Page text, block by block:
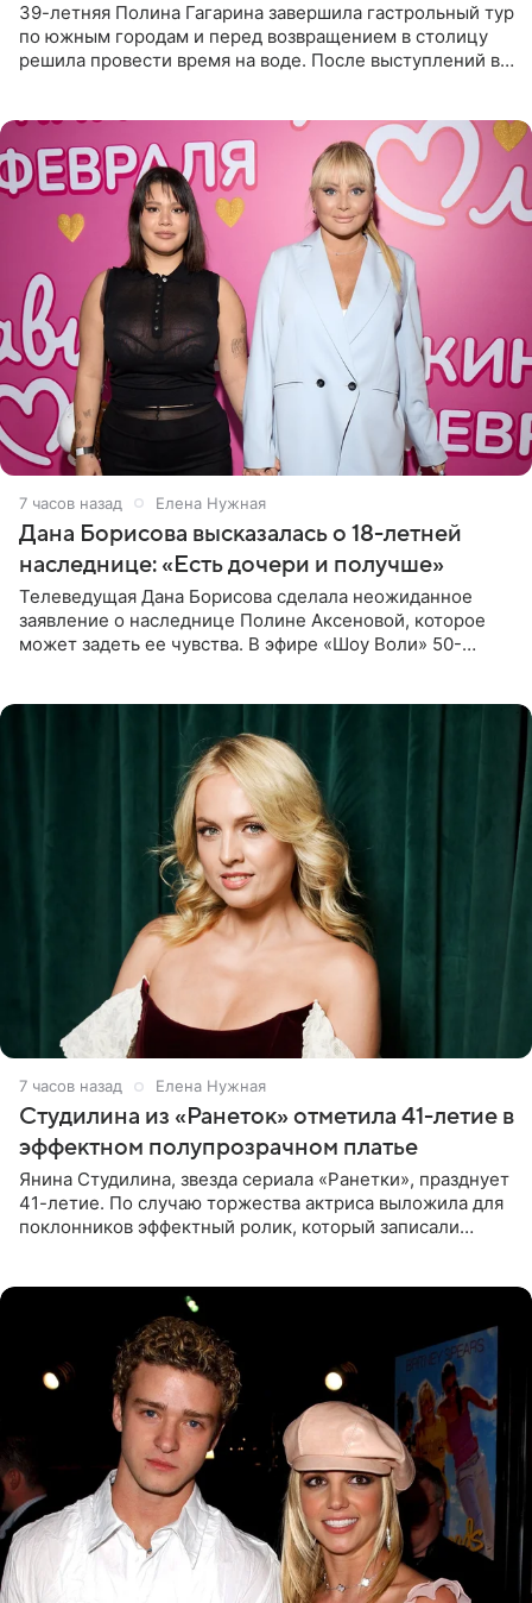
39-летняя Полина Гагарина завершила гастрольный тур
по южным городам и перед возвращением в столицу
решила провести время на воде. После выступлений в
7 часов назад Елена Нужная
Дана Борисова высказалась о 18-летней
наследнице: «Есть дочери и получше»
Телеведущая Дана Борисова сделала неожиданное
заявление о наследнице Полине Аксеновой, которое
может задеть ее чувства. В эфире «Шоу Воли» 50-
7 часов назад Елена Нужная
Студилина из «Ранеток» отметила 41-летие в
эффектном полупрозрачном платье
Янина Студилина, звезда сериала «Ранетки», празднует
41-летие. По случаю торжества актриса выложила для
поклонников эффектный ролик, который записали